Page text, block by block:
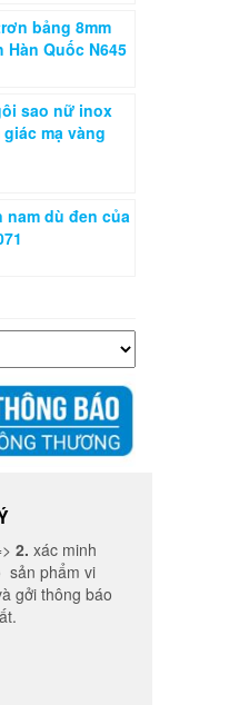
bảng 8mm
Quốc N645
sao nữ inox
mạ vàng
nam dù đen của
2. xác minh
sản phẩm vi
gởi thông báo